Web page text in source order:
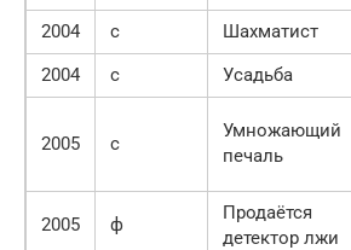
2004 с Шахматист
2004
с Усадьба
2005 с
Умножающий
печаль
2005 ф
Продаётся
детектор лжи